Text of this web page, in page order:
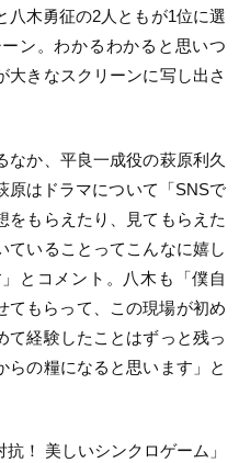
八木勇征の2人ともが1位に選
ン。わかるわかると思いつ
大きなスクリーンに写し出さ
なか、平良一成役の萩原利久
原はドラマについて「SNSで
をもらえたり、見てもらえた
ていることってこんなに嬉し
とコメント。八木も「僕自
てもらって、この現場が初め
て経験したことはずっと残っ
らの糧になると思います」と
！ 美しいシンクロゲーム」